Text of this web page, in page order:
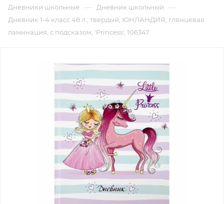
Дневники школьные — Дневник школьный —
Дневник 1-4 класс 48 л., твердый, ЮНЛАНДИЯ, глянцевая
ламинация, с подсказом, 'Princess', 106347